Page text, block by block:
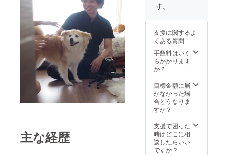
主な経歴
につい
が、都
内にお
住みの
方から
だきま
せん。
です
の方は
交通費
を別途
いただ
す。
支援に関するよ
くある質問
手数料はいく
らかかります
か？
目標金額に届
かなかった場
合どうなりま
すか？
支援で困った
時はどこに相
談したらいい
ですか？